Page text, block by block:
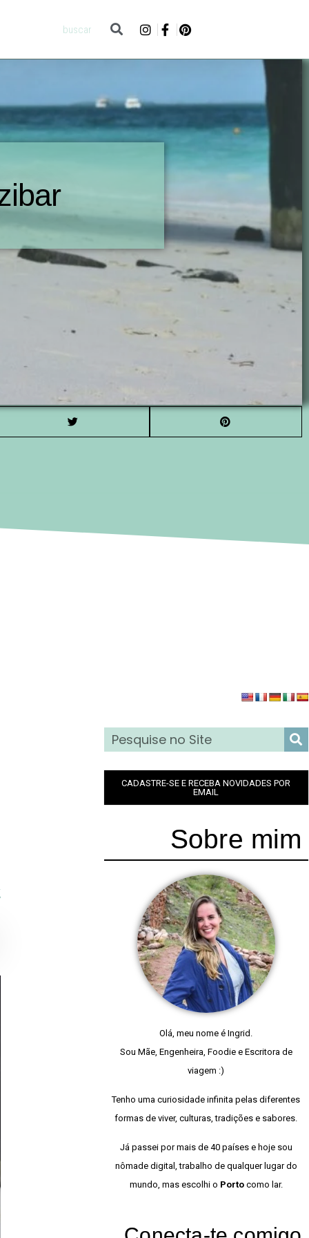
CADASTRE-SE E RECEBA NOVIDADES POR
EMAIL
Sobre mim
Olá, meu nome é Ingrid.
Sou Mãe, Engenheira, Foodie e Escritora de
viagem :)
Tenho uma curiosidade infinita pelas diferentes
formas de viver, culturas, tradições e sabores.
Já passei por mais de 40 países e hoje sou
nômade digital, trabalho de qualquer lugar do
mundo, mas escolhi o Portocomo lar.